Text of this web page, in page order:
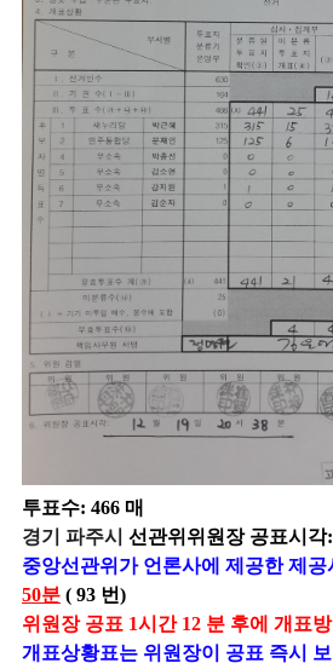
투표수: 466 매
경기 파주시 선관위위원장 공표시각:
중앙선관위가 언론사에 제공한 제공
50분 ( 93 번)
위원장 공표 1시간 12 분 후에 개표
개표상황표는 위원장이 공표 즉시